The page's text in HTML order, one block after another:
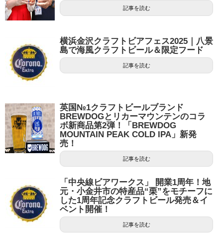
記事を読む
横浜金沢クラフトビアフェス2025｜八景
島で海風クラフトビール＆限定フード
記事を読む
英国№1クラフトビールブランド
BREWDOGとリカーマウンテンのコラ
ボ新商品第2弾！「BREWDOG
MOUNTAIN PEAK COLD IPA」新発
売！
記事を読む
「中央線ビアワークス」 開業1周年！地
元・小金井市の特産品“栗”をモチーフに
した1周年記念クラフトビール発売＆イ
ベント開催！
記事を読む